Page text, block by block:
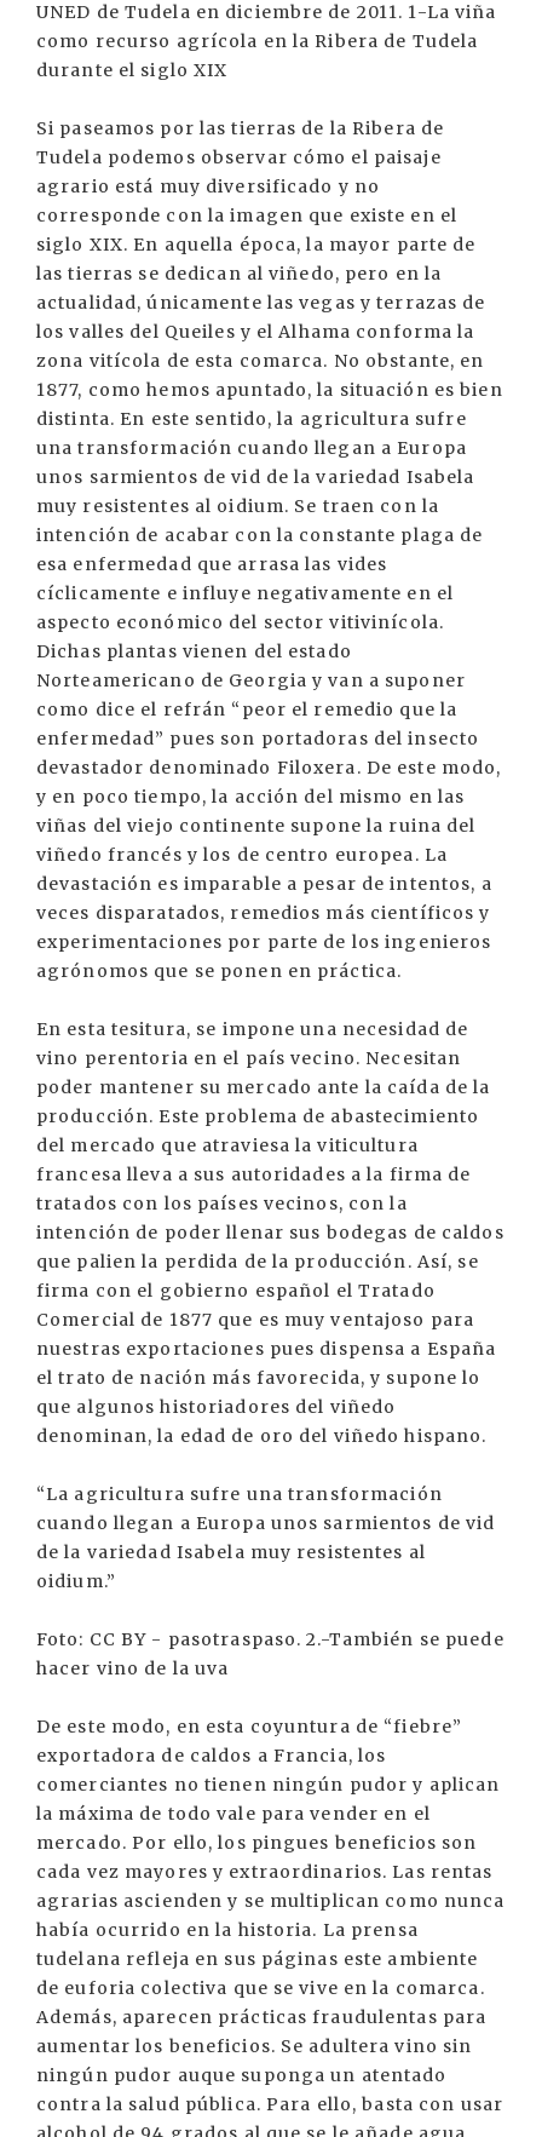
UNED de Tudela en diciembre de 2011. 1-La viña
como recurso agrícola en la Ribera de Tudela
durante el siglo XIX
Si paseamos por las tierras de la Ribera de
Tudela podemos observar cómo el paisaje
agrario está muy diversificado y no
corresponde con la imagen que existe en el
siglo XIX. En aquella época, la mayor parte de
las tierras se dedican al viñedo, pero en la
actualidad, únicamente las vegas y terrazas de
los valles del Queiles y el Alhama conforma la
zona vitícola de esta comarca. No obstante, en
1877, como hemos apuntado, la situación es bien
distinta. En este sentido, la agricultura sufre
una transformación cuando llegan a Europa
unos sarmientos de vid de la variedad Isabela
muy resistentes al oidium. Se traen con la
intención de acabar con la constante plaga de
esa enfermedad que arrasa las vides
cíclicamente e influye negativamente en el
aspecto económico del sector vitivinícola.
Dichas plantas vienen del estado
Norteamericano de Georgia y van a suponer
como dice el refrán “peor el remedio que la
enfermedad” pues son portadoras del insecto
devastador denominado Filoxera. De este modo,
y en poco tiempo, la acción del mismo en las
viñas del viejo continente supone la ruina del
viñedo francés y los de centro europea. La
devastación es imparable a pesar de intentos, a
veces disparatados, remedios más científicos y
experimentaciones por parte de los ingenieros
agrónomos que se ponen en práctica.
En esta tesitura, se impone una necesidad de
vino perentoria en el país vecino. Necesitan
poder mantener su mercado ante la caída de la
producción. Este problema de abastecimiento
del mercado que atraviesa la viticultura
francesa lleva a sus autoridades a la firma de
tratados con los países vecinos, con la
intención de poder llenar sus bodegas de caldos
que palien la perdida de la producción. Así, se
firma con el gobierno español el Tratado
Comercial de 1877 que es muy ventajoso para
nuestras exportaciones pues dispensa a España
el trato de nación más favorecida, y supone lo
que algunos historiadores del viñedo
denominan, la edad de oro del viñedo hispano.
“La agricultura sufre una transformación
cuando llegan a Europa unos sarmientos de vid
de la variedad Isabela muy resistentes al
oidium.”
Foto: CC BY - pasotraspaso. 2.-También se puede
hacer vino de la uva
De este modo, en esta coyuntura de “fiebre”
exportadora de caldos a Francia, los
comerciantes no tienen ningún pudor y aplican
la máxima de todo vale para vender en el
mercado. Por ello, los pingues beneficios son
cada vez mayores y extraordinarios. Las rentas
agrarias ascienden y se multiplican como nunca
había ocurrido en la historia. La prensa
tudelana refleja en sus páginas este ambiente
de euforia colectiva que se vive en la comarca.
Además, aparecen prácticas fraudulentas para
aumentar los beneficios. Se adultera vino sin
ningún pudor auque suponga un atentado
contra la salud pública. Para ello, basta con usar